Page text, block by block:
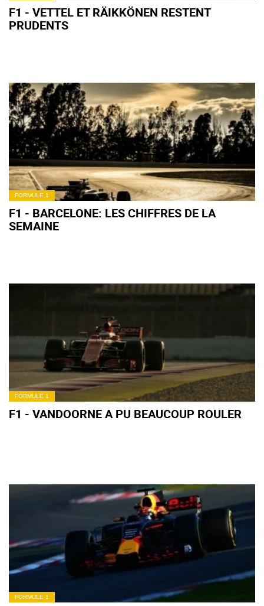
F1 - VETTEL ET RÄIKKÖNEN RESTENT
PRUDENTS
FORMULE 1
F1 - BARCELONE: LES CHIFFRES DE LA
SEMAINE
FORMULE 1
F1 - VANDOORNE A PU BEAUCOUP ROULER
FORMULE 1